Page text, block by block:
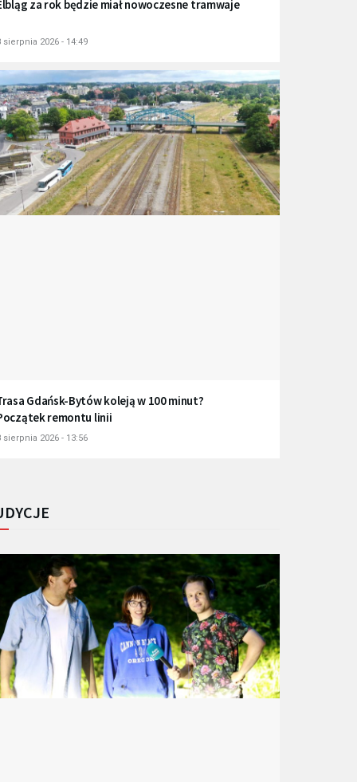
za rok będzie miał nowoczesne tramwaje
sierpnia 2026 - 14:49
Gdańsk-Bytów koleją w 100 minut?
remontu linii
sierpnia 2026 - 13:56